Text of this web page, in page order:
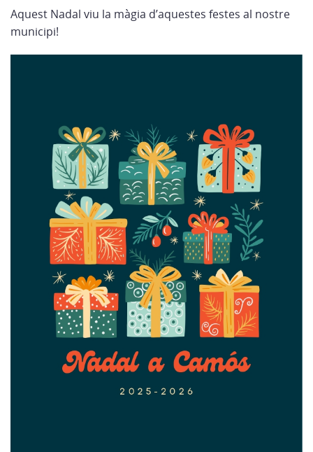
Aquest Nadal viu la màgia d’aquestes festes al nostre
municipi!